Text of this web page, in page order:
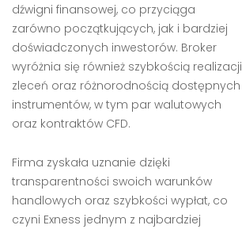
dźwigni finansowej, co przyciąga
zarówno początkujących, jak i bardziej
doświadczonych inwestorów. Broker
wyróżnia się również szybkością realizacji
zleceń oraz różnorodnością dostępnych
instrumentów, w tym par walutowych
oraz kontraktów CFD.
Firma zyskała uznanie dzięki
transparentności swoich warunków
handlowych oraz szybkości wypłat, co
czyni Exness jednym z najbardziej